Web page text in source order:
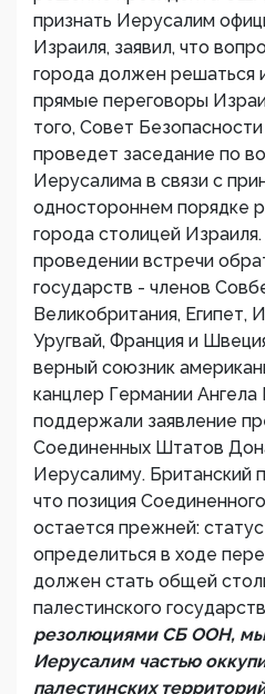
признать Иерусалим
Израиля, заявил, что
города должен решаться
прямые переговоры
того, Совет
проведет заседание по
Иерусалима в связи с
одностороннем порядке
города столицей
проведении встречи
государств - членов
Великобритания, Египет,
Уругвай, Франция и
верный союзник
канцлер Германии
поддержали заявление
Соединенных Штатов
Иерусалиму. Британский
что позиция
остается прежней:
определиться в ходе
должен стать общей
палестинского
резолюциями СБ ООН,
Иерусалим частью
палестинских